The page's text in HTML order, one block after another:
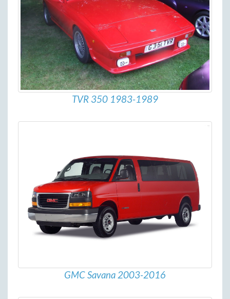
TVR 350 1983-1989
GMC Savana 2003-2016